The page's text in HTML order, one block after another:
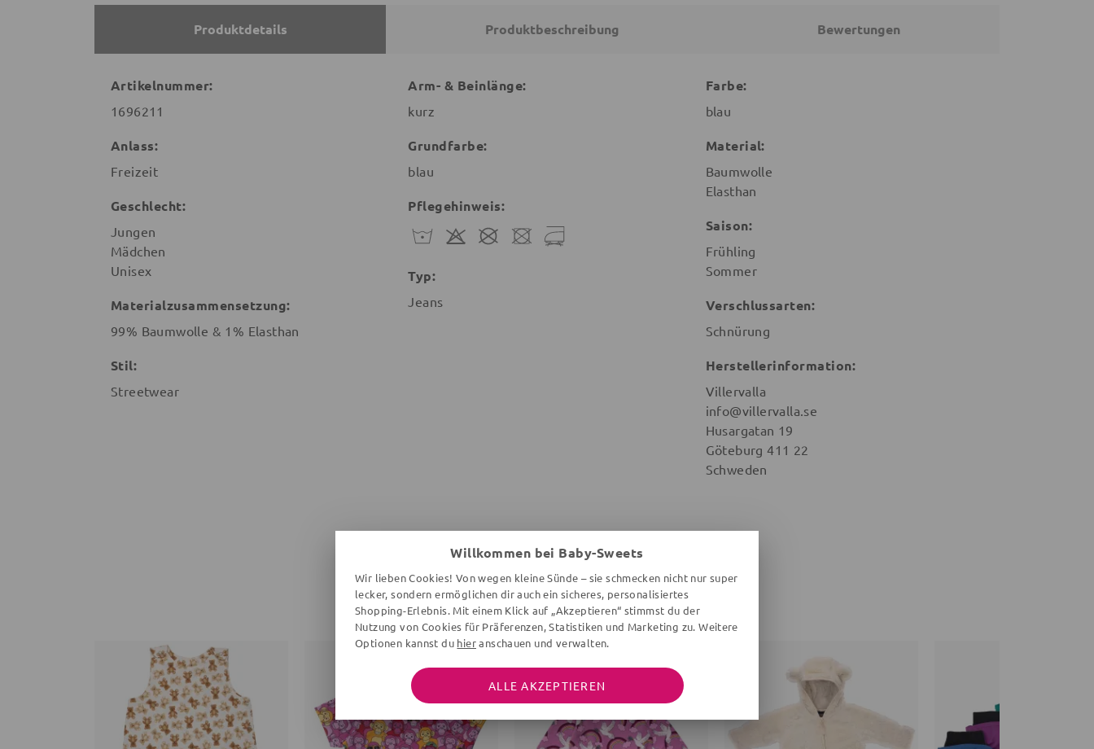
Produktdetails Produktbeschreibung Bewertungen
Artikelnummer:
1696211
Anlass:
Freizeit
Geschlecht:
Jungen
Mädchen
Unisex
Materialzusammensetzung:
99% Baumwolle & 1% Elasthan
Stil:
Streetwear
Arm- & Beinlänge:
kurz
Grundfarbe:
blau
Pflegehinweis:
Typ:
Jeans
Farbe:
blau
Material:
Baumwolle
Elasthan
Saison:
Frühling
Sommer
Verschlussarten:
Schnürung
Herstellerinformation:
Villervalla
info@villervalla.se
Husargatan 19
Göteburg 411 22
Schweden
WEITERE ARTIKEL DER MARKE
Willkommen bei Baby-Sweets
Wir lieben Cookies! Von wegen kleine Sünde – sie schmecken nicht nur super
lecker, sondern ermöglichen dir auch ein sicheres, personalisiertes
Shopping-Erlebnis. Mit einem Klick auf „Akzeptieren“ stimmst du der
Nutzung von Cookies für Präferenzen, Statistiken und Marketing zu. Weitere
Optionen kannst du hieranschauen und verwalten.
ALLE AKZEPTIEREN